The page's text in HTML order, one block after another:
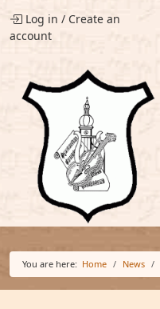
Log in / Create an
account
You are here: Home News